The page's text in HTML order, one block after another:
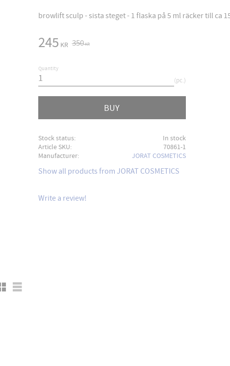
browlift sculp - sista steget - 1 flaska på 5 ml räcker till ca
Grid viewList view
Reduced price:
245 KR Original price:
350KR
Quantity
pc.
BUY
Stock status
In stock
Article SKU
70861-1
Manufacturer
JORAT COSMETICS
Show all products from JORAT COSMETICS
Write a review!